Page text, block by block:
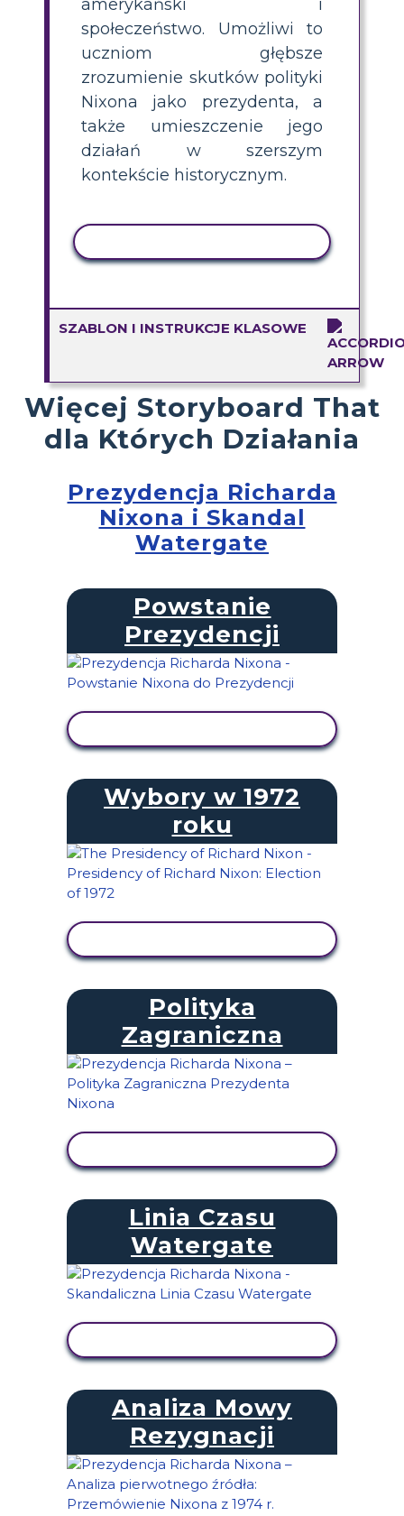
amerykański i
społeczeństwo. Umożliwi to
uczniom głębsze
zrozumienie skutków polityki
Nixona jako prezydenta, a
także umieszczenie jego
działań w szerszym
kontekście historycznym.
SZABLON I INSTRUKCJE KLASOWE
Więcej Storyboard That
dla Których Działania
Prezydencja Richarda
Nixona i Skandal
Watergate
Powstanie
Prezydencji
Wybory w 1972
roku
Polityka
Zagraniczna
Linia Czasu
Watergate
Analiza Mowy
Rezygnacji